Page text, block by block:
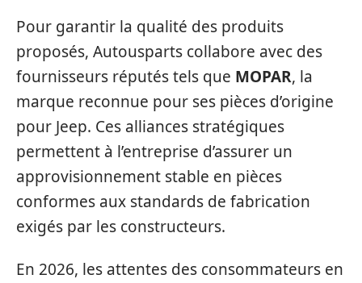
Pour garantir la qualité des produits
proposés, Autousparts collabore avec des
fournisseurs réputés tels que MOPAR, la
marque reconnue pour ses pièces d’origine
pour Jeep. Ces alliances stratégiques
permettent à l’entreprise d’assurer un
approvisionnement stable en pièces
conformes aux standards de fabrication
exigés par les constructeurs.
En 2026, les attentes des consommateurs en